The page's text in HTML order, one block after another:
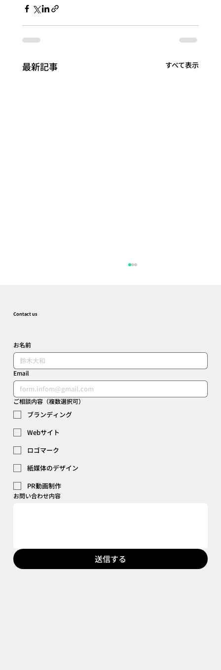
最新記事 すべて表示
奥三河蒸留所×Kinoco 森かおるラボ イオ
ンモール豊川店 ファサードデザイン
お名前
Email
ご相談内容（複数選択可）
ブランディング
Webサイト
ロゴマーク
紙媒体のデザイン
PR動画制作
お問い合わせ内容
送信する
Contact us